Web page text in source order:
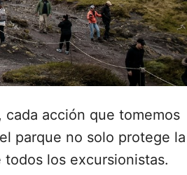
acción que tomemos
parque no solo protege la
los excursionistas.